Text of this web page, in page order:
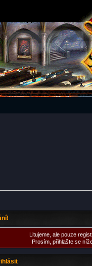
Litujeme, ale pouze
Prosím, přihlašte se